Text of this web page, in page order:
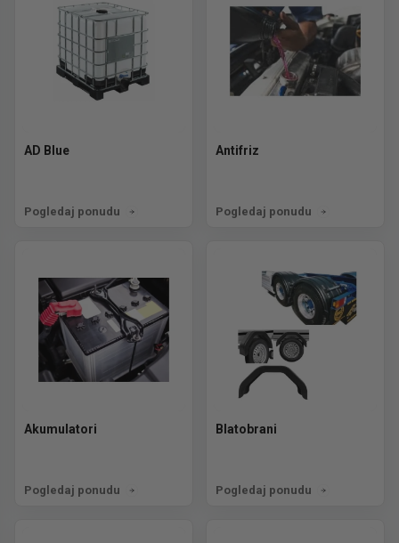
AD Blue
Pogledaj ponudu
Antifriz
Pogledaj ponudu
Akumulatori
Pogledaj ponudu
Blatobrani
Pogledaj ponudu